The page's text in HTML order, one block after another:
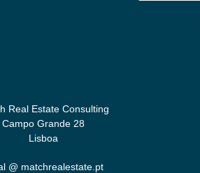
Real Estate Consulting
Campo Grande 28
Lisboa
@ matchrealestate.pt